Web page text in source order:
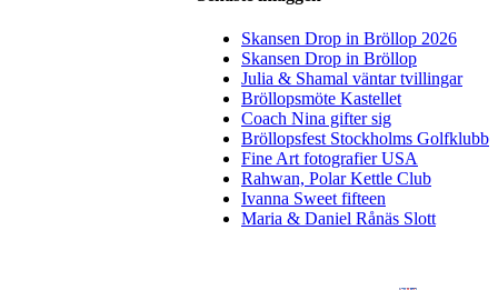
Skansen Drop in Bröllop 2026
Skansen Drop in Bröllop
Julia & Shamal väntar tvillingar
Bröllopsmöte Kastellet
Coach Nina gifter sig
Bröllopsfest Stockholms Golfklubb
Fine Art fotografier USA
Rahwan, Polar Kettle Club
Ivanna Sweet fifteen
Maria & Daniel Rånäs Slott